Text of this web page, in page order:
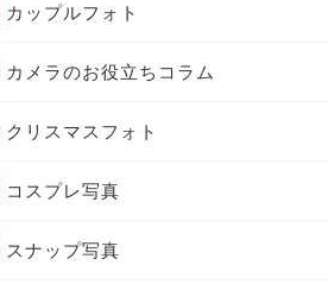
カップルフォト
カメラのお役立ちコラム
クリスマスフォト
コスプレ写真
スナップ写真